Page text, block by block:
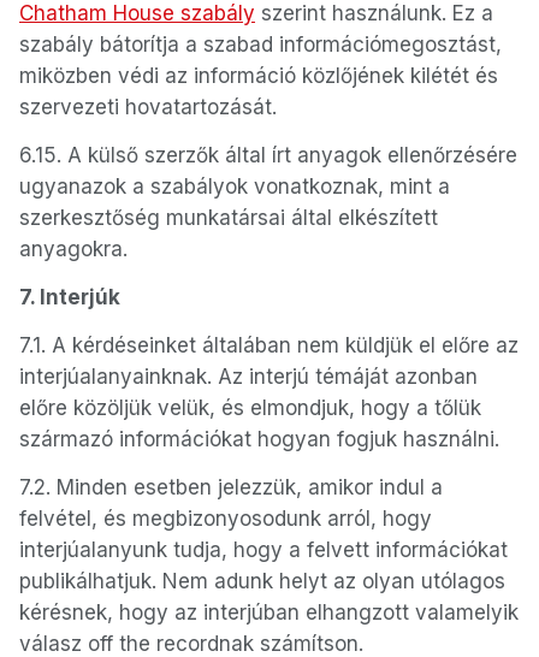
Chatham House szabály szerint használunk. Ez a
szabály bátorítja a szabad információmegosztást,
miközben védi az információ közlőjének kilétét és
szervezeti hovatartozását.
6.15. A külső szerzők által írt anyagok ellenőrzésére
ugyanazok a szabályok vonatkoznak, mint a
szerkesztőség munkatársai által elkészített
anyagokra.
7. Interjúk
7.1. A kérdéseinket általában nem küldjük el előre az
interjúalanyainknak. Az interjú témáját azonban
előre közöljük velük, és elmondjuk, hogy a tőlük
származó információkat hogyan fogjuk használni.
7.2. Minden esetben jelezzük, amikor indul a
felvétel, és megbizonyosodunk arról, hogy
interjúalanyunk tudja, hogy a felvett információkat
publikálhatjuk. Nem adunk helyt az olyan utólagos
kérésnek, hogy az interjúban elhangzott valamelyik
válasz off the recordnak számítson.